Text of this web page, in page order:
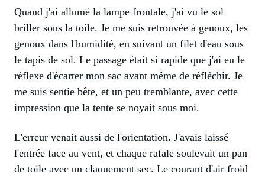
Quand j'ai allumé la lampe frontale, j'ai vu le sol
briller sous la toile. Je me suis retrouvée à genoux, les
genoux dans l'humidité, en suivant un filet d'eau sous
le tapis de sol. Le passage était si rapide que j'ai eu le
réflexe d'écarter mon sac avant même de réfléchir. Je
me suis sentie bête, et un peu tremblante, avec cette
impression que la tente se noyait sous moi.
L'erreur venait aussi de l'orientation. J'avais laissé
l'entrée face au vent, et chaque rafale soulevait un pan
de toile avec un claquement sec. Le courant d'air froid